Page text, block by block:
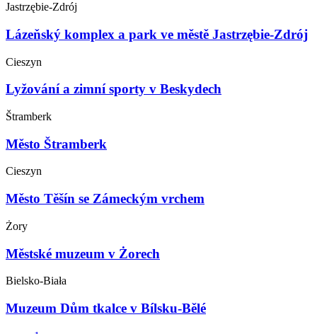
Jastrzębie-Zdrój
Lázeňský komplex a park ve městě Jastrzębie-Zdrój
Cieszyn
Lyžování a zimní sporty v Beskydech
Štramberk
Město Štramberk
Cieszyn
Město Těšín se Zámeckým vrchem
Żory
Městské muzeum v Żorech
Bielsko-Biała
Muzeum Dům tkalce v Bílsku-Bělé